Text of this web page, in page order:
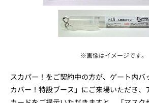
※画像はイメージです。
スカパー！をご契約中の方が、ゲート内バ
カパー！特設ブース」にご来場いただき、